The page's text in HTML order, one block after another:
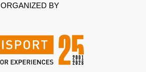
ORGANIZED BY